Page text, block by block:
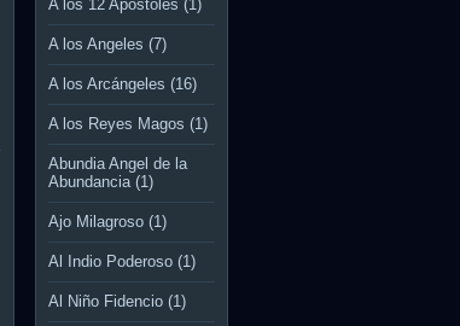
A los 12 Apóstoles (1)
A los Angeles (7)
A los Arcángeles (16)
A los Reyes Magos (1)
Abundia Angel de la
Abundancia (1)
Ajo Milagroso (1)
Al Indio Poderoso (1)
Al Niño Fidencio (1)